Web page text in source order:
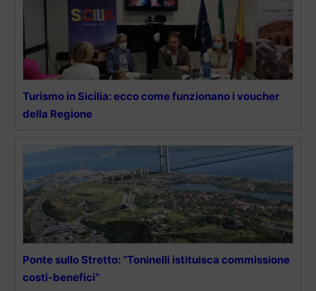
Turismo in Sicilia: ecco come funzionano i voucher
della Regione
Ponte sullo Stretto: “Toninelli istituisca commissione
costi-benefici”